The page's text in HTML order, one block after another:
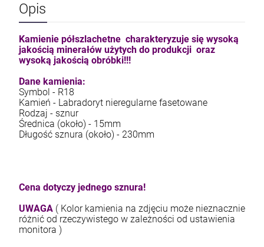
Opis
Kamienie półszlachetne charakteryzuje się wysoką
jakością minerałów użytych do produkcji oraz
wysoką jakością obróbki!!!
Dane kamienia:
Symbol - R18
Kamień - Labradoryt nieregularne fasetowane
Rodzaj - sznur
Średnica (około) - 15mm
Długość sznura (około) - 230mm
Cena dotyczy jednego sznura!
UWAGA ( Kolor kamienia na zdjęciu może nieznacznie
różnić od rzeczywistego w zależności od ustawienia
monitora )